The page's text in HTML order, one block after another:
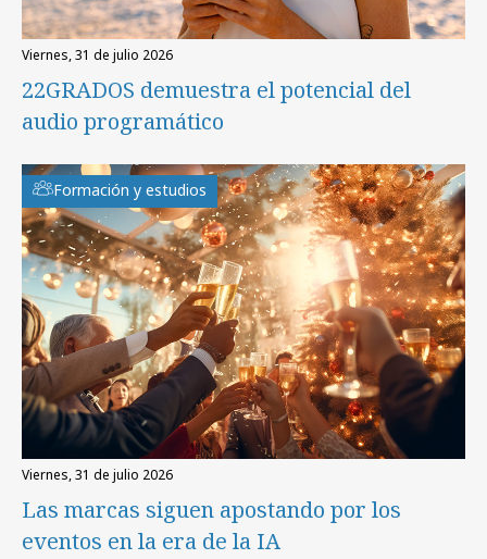
viernes, 31 de julio 2026
22GRADOS demuestra el potencial del
audio programático
Formación y estudios
viernes, 31 de julio 2026
Las marcas siguen apostando por los
eventos en la era de la IA